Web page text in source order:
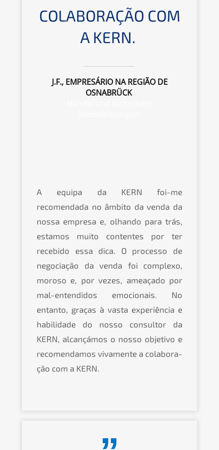
COLABORA­ÇÃO COM
A KERN.
J.F., EMPRESÁ­RIO NA REGIÃO DE
OSNABRÜCK
A equipa da KERN foi-me
recomendada no âmbito da venda da
nossa empre­sa e, olhan­do para trás,
estamos muito conten­tes por ter
recebi­do essa dica. O proces­so de
negocia­ção da venda foi complexo,
moroso e, por vezes, ameaça­do por
mal-enten­di­dos emocio­nais. No
entan­to, graças à vasta experiên­cia e
habil­ida­de do nosso consul­tor da
KERN , alcan­çá­mos o nosso objetivo e
recomen­da­mos vivamen­te a colabora­
ção com a KERN